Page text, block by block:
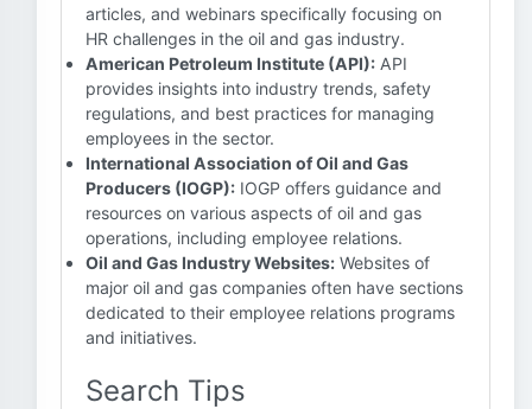
articles, and webinars specifically focusing on
HR challenges in the oil and gas industry.
American Petroleum Institute (API): API
provides insights into industry trends, safety
regulations, and best practices for managing
employees in the sector.
International Association of Oil and Gas
Producers (IOGP): IOGP offers guidance and
resources on various aspects of oil and gas
operations, including employee relations.
Oil and Gas Industry Websites: Websites of
major oil and gas companies often have sections
dedicated to their employee relations programs
and initiatives.
Search Tips